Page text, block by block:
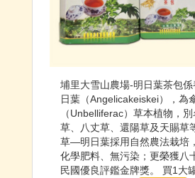
埔里大雪山農場-明日葉茶包係
日葉（Angelicakeiskei），為
（Unbelliferac）草本植物，
草、八丈草、還陽草及天賜草
草—明日葉採用自然農法栽培
化學肥料、無污染；更榮獲八
民國優良評鑑金牌獎。 買1大